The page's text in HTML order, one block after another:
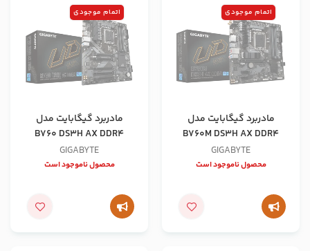
اتمام موجودی
مادربرد گیگابایت مدل
B760M DS3H AX DDR4
GIGABYTE
محصول ناموجود است
اتمام موجودی
مادربرد گیگابایت مدل
B760 DS3H AX DDR4
GIGABYTE
محصول ناموجود است